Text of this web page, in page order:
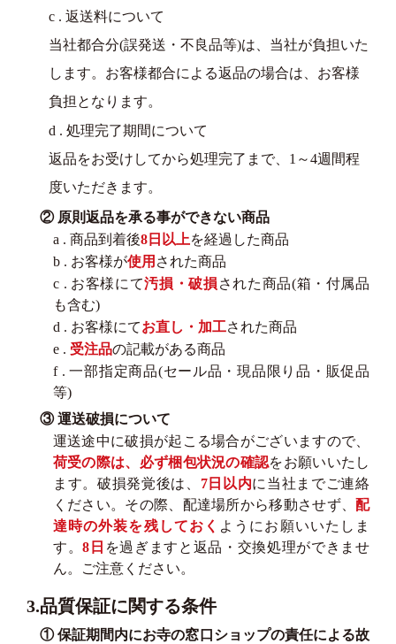
c . 返送料について
当社都合分(誤発送・不良品等)は、当社が負担いた
します。お客様都合による返品の場合は、お客様
負担となります。
d . 処理完了期間について
返品をお受けしてから処理完了まで、1～4週間程
度いただきます。
② 原則返品を承る事ができない商品
a . 商品到着後8日以上を経過した商品
b . お客様が使用 された商品
c . お客様にて汚損・破損 された商品(箱・付属品
も含む)
d . お客様にてお直し・加工された商品
e . 受注品の記載がある商品
f . 一部指定商品(セール品・現品限り品・販促品
等)
③ 運送破損について
運送途中に破損が起こる場合がございますので、
荷受の際は、必ず梱包状況の確認をお願いいたし
ます。破損発覚後は、 7日以内に当社までご連絡
ください。その際、配達場所から移動させず、配
達時の外装を残しておく ようにお願いいたしま
す。8日 を過ぎますと返品・交換処理ができませ
ん。ご注意ください。
3.品質保証に関する条件
① 保証期間内にお寺の窓口ショップの責任による故